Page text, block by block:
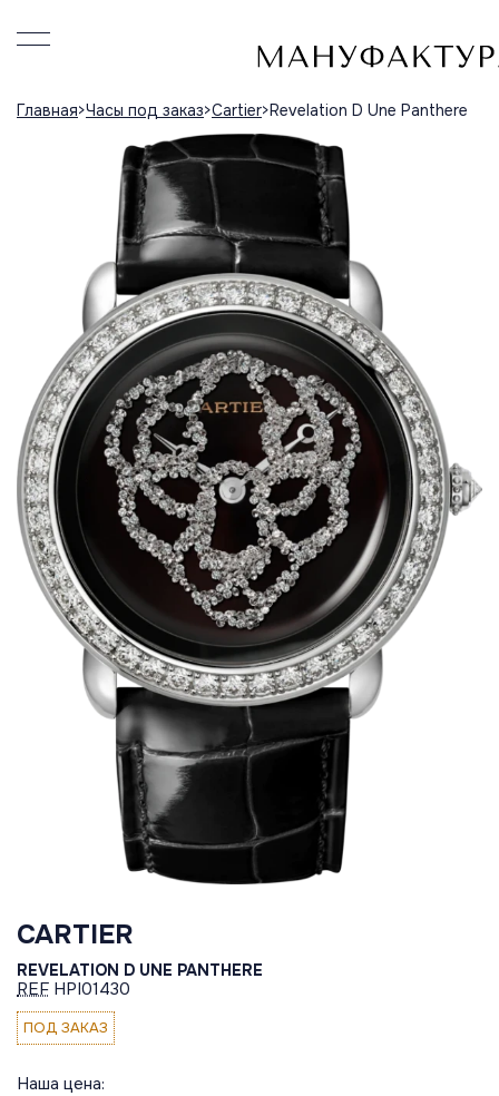
Главная Часы под заказ Cartier Revelation D Une Panthere
CARTIER
REVELATION D UNE PANTHERE
REF HPI01430
ПОД ЗАКАЗ
Наша цена: